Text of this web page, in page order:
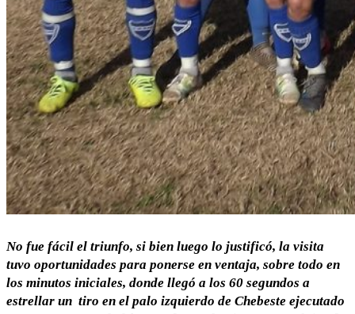
No fue fácil el triunfo, si bien luego lo justificó, la visita
tuvo oportunidades para ponerse en ventaja, sobre todo en
los minutos iniciales, donde llegó a los 60 segundos a
estrellar un tiro en el palo izquierdo de Chebeste ejecutado